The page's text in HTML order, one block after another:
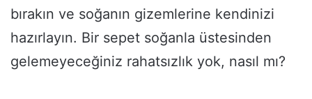
bırakın ve soğanın gizemlerine kendinizi
hazırlayın. Bir sepet soğanla üstesinden
gelemeyeceğiniz rahatsızlık yok, nasıl mı?